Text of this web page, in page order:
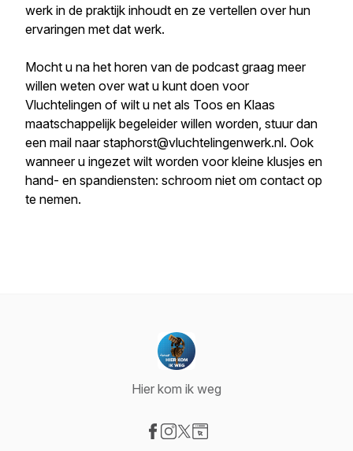
werk in de praktijk inhoudt en ze vertellen over hun
ervaringen met dat werk.
Mocht u na het horen van de podcast graag meer
willen weten over wat u kunt doen voor
Vluchtelingen of wilt u net als Toos en Klaas
maatschappelijk begeleider willen worden, stuur dan
een mail naar staphorst@vluchtelingenwerk.nl. Ook
wanneer u ingezet wilt worden voor kleine klusjes en
hand- en spandiensten: schroom niet om contact op
te nemen.
Hier kom ik weg